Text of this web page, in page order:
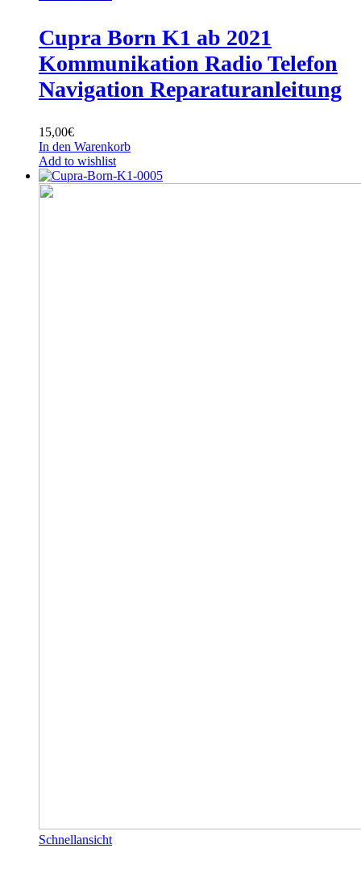
Cupra Born K1 ab 2021
Kommunikation Radio Telefon
Navigation Reparaturanleitung
15,00€
In den Warenkorb
Add to wishlist
Schnellansicht